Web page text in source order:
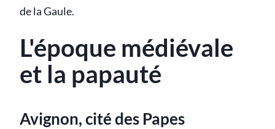
de la Gaule.
L'époque médiévale
et la papauté
Avignon, cité des Papes